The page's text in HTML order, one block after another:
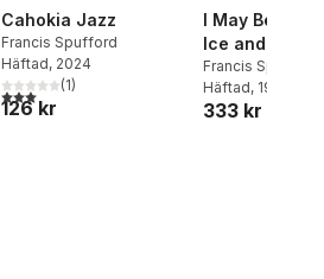
Cahokia Jazz
Francis Spufford
Häftad, 2024
3,0utav 5 stjärnor. Totalt antal röster:
(1)
126 kr
I May Be
Ice and the
Imagination
Francis Spufford
Flamini
Häftad, 1999
333 kr